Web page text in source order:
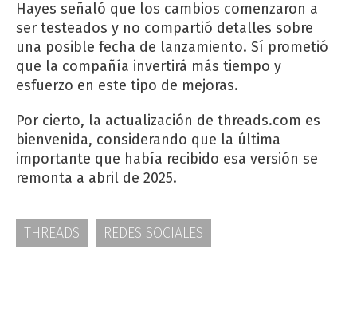
Hayes señaló que los cambios comenzaron a
ser testeados y no compartió detalles sobre
una posible fecha de lanzamiento. Sí prometió
que la compañía invertirá más tiempo y
esfuerzo en este tipo de mejoras.
Por cierto, la actualización de threads.com es
bienvenida, considerando que la última
importante que había recibido esa versión se
remonta a abril de 2025.
THREADS REDES SOCIALES